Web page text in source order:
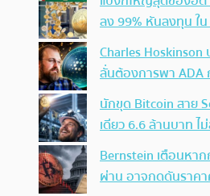
ลง 99% หันลงทุน ใ
Charles
ลั่นต้องการพา ADA
นักขุด Bitcoin สาย
เดียว 6.6 ล้านบาท
Bernstein เตือนหาก
ผ่าน อาจกดดันราค